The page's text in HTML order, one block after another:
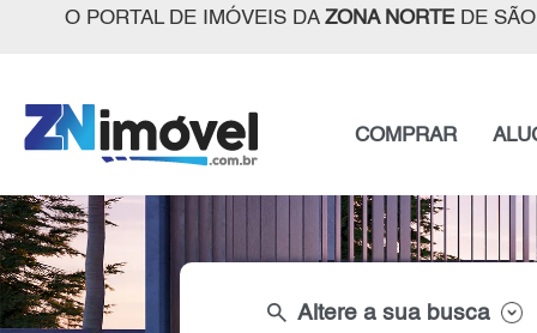
O PORTAL DE IMÓVEIS DA ZONA NORTEDE SÃO
COMPRAR
search Altere a sua busca